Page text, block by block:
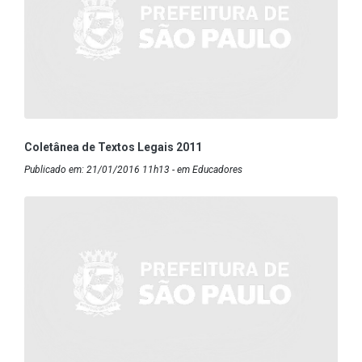
Coletânea de Textos Legais 2011
Publicado em: 21/01/2016 11h13 - em Educadores